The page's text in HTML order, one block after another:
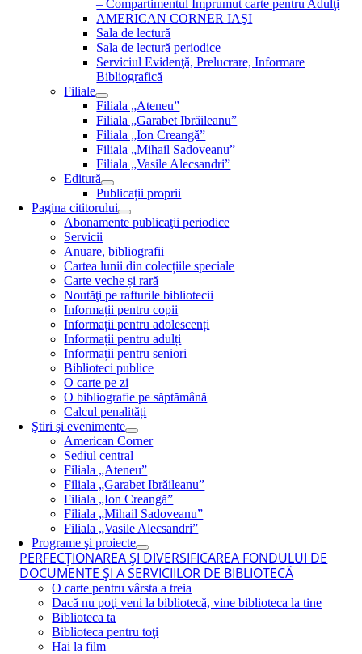
– Compartimentul Împrumut carte pentru Adulţi
AMERICAN CORNER IAŞI
Sala de lectură
Sala de lectură periodice
Serviciul Evidenţă, Prelucrare, Informare
Bibliografică
Filiale
Filiala „Ateneu”
Filiala „Garabet Ibrăileanu”
Filiala „Ion Creangă”
Filiala „Mihail Sadoveanu”
Filiala „Vasile Alecsandri”
Editură
Publicații proprii
Pagina cititorului
Abonamente publicaţii periodice
Servicii
Anuare, bibliografii
Cartea lunii din colecțiile speciale
Carte veche și rară
Noutăţi pe rafturile bibliotecii
Informații pentru copii
Informații pentru adolescenți
Informații pentru adulți
Informații pentru seniori
Biblioteci publice
O carte pe zi
O bibliografie pe săptămână
Calcul penalități
Ştiri şi evenimente
American Corner
Sediul central
Filiala „Ateneu”
Filiala „Garabet Ibrăileanu”
Filiala „Ion Creangă”
Filiala „Mihail Sadoveanu”
Filiala „Vasile Alecsandri”
Programe şi proiecte
PERFECŢIONAREA ŞI DIVERSIFICAREA FONDULUI DE
DOCUMENTE ŞI A SERVICIILOR DE BIBLIOTECĂ
O carte pentru vârsta a treia
Dacă nu poţi veni la bibliotecă, vine biblioteca la tine
Biblioteca ta
Biblioteca pentru toţi
Hai la film